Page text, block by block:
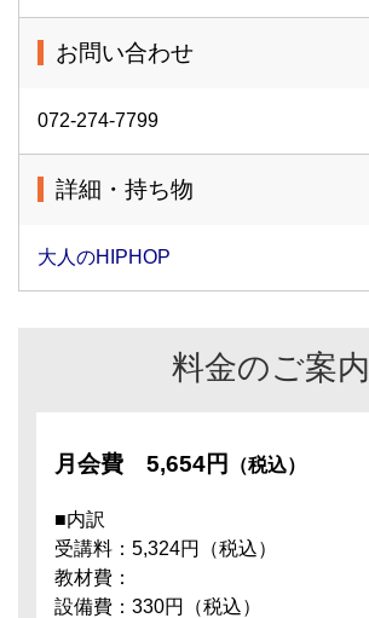
お問い合わせ
072-274-7799
詳細・持ち物
大人のHIPHOP
料金のご案内
月会費 5,654円 （税込）
■内訳
受講料：5,324円（税込）
教材費：
設備費：330円（税込）